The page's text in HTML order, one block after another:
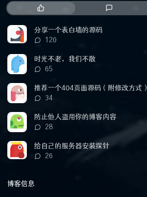
热
门
文
章
新
分享一个表白墙的源码
评
数：
120
时光不老，我们不散
评
数：
65
推荐一个404页面源码（附修改方式）
评
数：
34
防止他人盗用你的博客内容
评
数：
28
给自己的服务器安装探针
评
26
博客信息